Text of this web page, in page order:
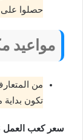
حصلوا
مواعيد
من
تكون بداية من الساعة 9
سعر كعب العمل 2026